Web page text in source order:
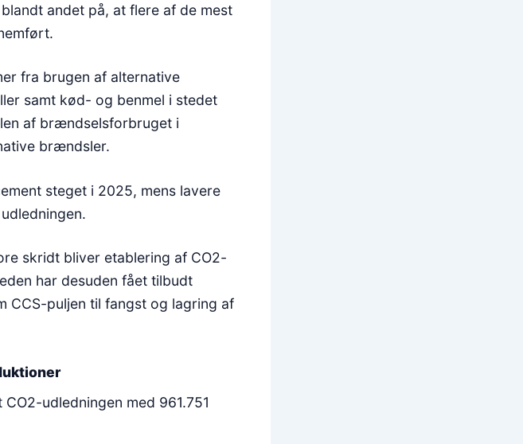
andet på, at flere af de mest
fra brugen af alternative
samt kød- og benmel i stedet
af brændselsforbruget i
brændsler.
steget i 2025, mens lavere
skridt bliver etablering af CO2-
har desuden fået tilbudt
CCS-puljen til fangst og lagring af
udledningen med 961.751